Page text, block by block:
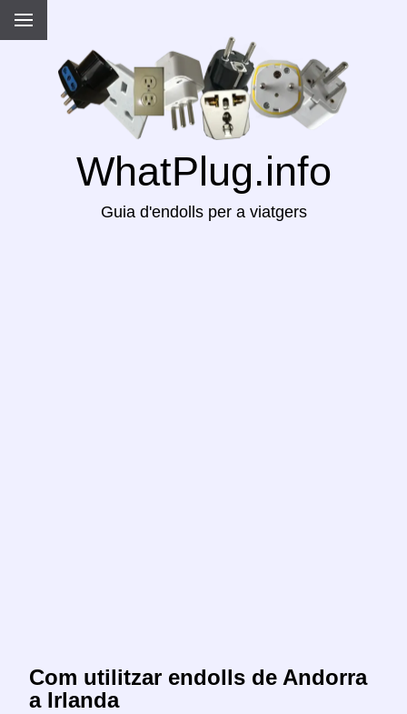
WhatPlug.info
Guia d'endolls per a viatgers
Com utilitzar endolls de Andorra
a Irlanda